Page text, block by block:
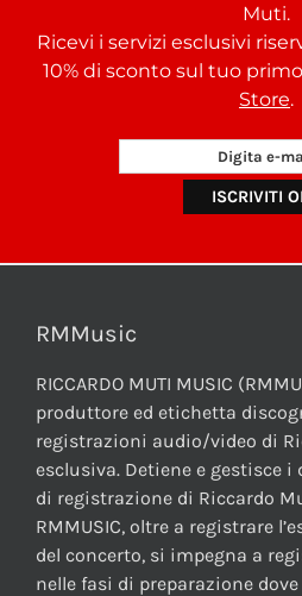
Muti.
Ricevi i servizi esclusivi
10% di sconto sul tuo
Store.
RMMusic
RICCARDO MUTI MUSIC
produttore ed etichetta
registrazioni audio/video di
esclusiva. Detiene e gestisce
di registrazione di Riccardo
RMMUSIC, oltre a registrare
del concerto, si impegna a
nelle fasi di preparazione